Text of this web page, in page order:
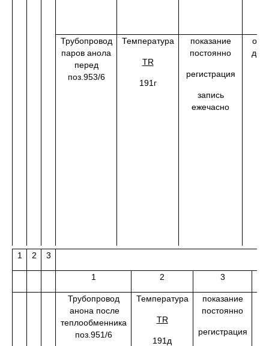
Трубопровод
паров анола
перед
поз.953/6
Температура
TR
191г
показание
постоянно
регистрация
запись
ежечасно
от
до
1 2 3
1 2 3
Трубопровод
анона после
теплообменника
поз.951/6
Температура
TR
191д
показание
постоянно
регистрация